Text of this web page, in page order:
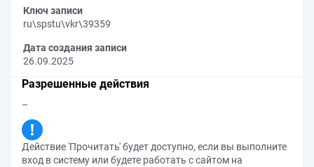
Ключ записи
ru\spstu\vkr\39359
Дата создания записи
26.09.2025
Разрешенные действия
–
Действие 'Прочитать' будет доступно, если вы выполните
вход в систему или будете работать с сайтом на